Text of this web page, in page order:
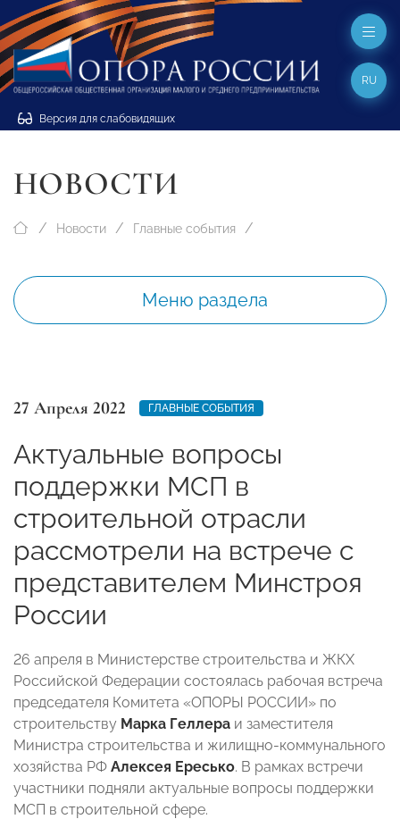
Версия для слабовидящих
RU
НОВОСТИ
Новости Главные события
Меню раздела
27 Апреля 2022 ГЛАВНЫЕ СОБЫТИЯ
Актуальные вопросы
поддержки МСП в
строительной отрасли
рассмотрели на встрече с
представителем Минстроя
России
26 апреля в Министерстве строительства и ЖКХ
Российской Федерации состоялась рабочая встреча
председателя Комитета «ОПОРЫ РОССИИ» по
строительству Марка Геллера и заместителя
Министра строительства и жилищно-коммунального
хозяйства РФ Алексея Ересько. В рамках встречи
участники подняли актуальные вопросы поддержки
МСП в строительной сфере.